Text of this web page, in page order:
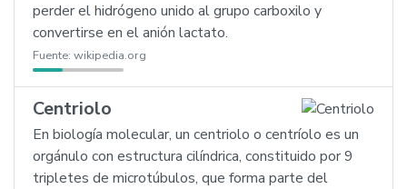
perder el hidrógeno unido al grupo carboxilo y
convertirse en el anión lactato.
Fuente: wikipedia.org
Centriolo
En biología molecular, un centriolo o centríolo es un
orgánulo con estructura cilíndrica, constituido por 9
tripletes de microtúbulos, que forma parte del